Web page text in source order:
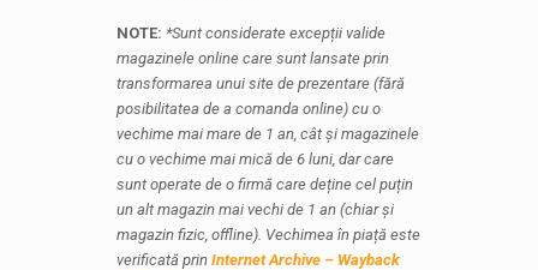
NOTE: *Sunt considerate excepții valide
magazinele online care sunt lansate prin
transformarea unui site de prezentare (fără
posibilitatea de a comanda online) cu o
vechime mai mare de 1 an, cât și magazinele
cu o vechime mai mică de 6 luni, dar care
sunt operate de o firmă care deține cel puțin
un alt magazin mai vechi de 1 an (chiar și
magazin fizic, offline). Vechimea în piață este
verificată prin Internet Archive – Wayback